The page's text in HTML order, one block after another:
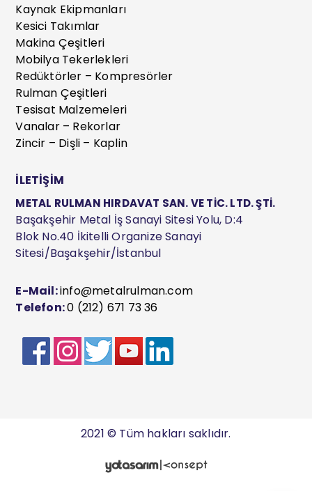
Kaynak Ekipmanları
Kesici Takımlar
Makina Çeşitleri
Mobilya Tekerlekleri
Redüktörler – Kompresörler
Rulman Çeşitleri
Tesisat Malzemeleri
Vanalar – Rekorlar
Zincir – Dişli – Kaplin
İLETİŞİM
METAL RULMAN HIRDAVAT SAN. VE TİC. LTD. ŞTİ.
Başakşehir Metal İş Sanayi Sitesi Yolu, D:4
Blok No.40 İkitelli Organize Sanayi
Sitesi/Başakşehir/İstanbul
E-Mail:info@metalrulman.com
Telefon:0 (212) 671 73 36
2021 © Tüm hakları saklıdır.